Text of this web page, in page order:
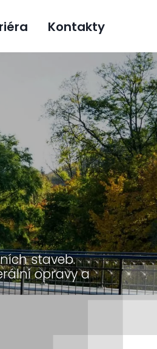
Kontakty
staveb.
opravy a